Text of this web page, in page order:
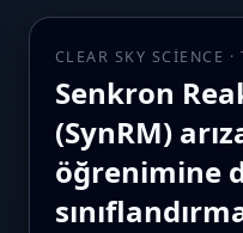
CLEAR SKY SCIENCE ·
Senkron
(SynRM)
öğrenimine